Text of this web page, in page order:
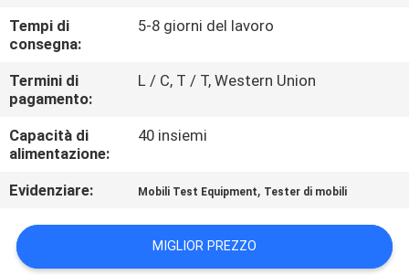
QUALITÀ
CONTATTICI
NOTIZIE
RICHIEDA
UNA
CITAZIONE
Tempi di
consegna:
5-8 giorni del lavoro
Termini di
pagamento:
L / C, T / T, Western Union
Capacità di
alimentazione:
40 insiemi
Evidenziare: Mobili Test Equipment, Tester di mobili
MIGLIOR PREZZO